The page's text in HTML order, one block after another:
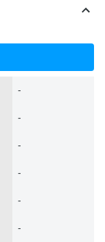
-
-
-
-
-
-